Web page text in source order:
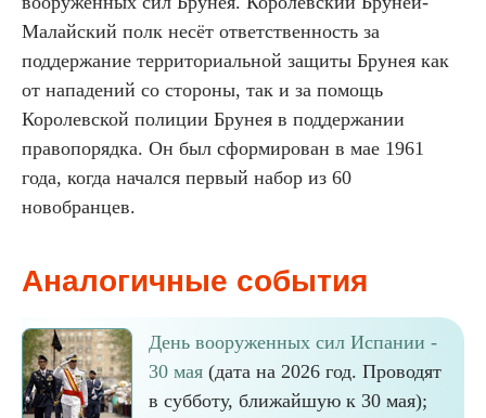
Малайский полк несёт ответственность за
поддержание территориальной защиты Брунея как
от нападений со стороны, так и за помощь
Королевской полиции Брунея в поддержании
правопорядка. Он был сформирован в мае 1961
года, когда начался первый набор из 60
новобранцев.
Аналогичные события
День вооруженных сил Испании -
30 мая (дата на 2026 год. Проводят
в субботу, ближайшую к 30 мая);